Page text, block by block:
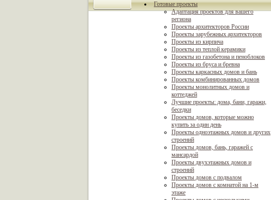
Готовые проекты
Адаптация проектов для вашего
региона
Проекты архитекторов России
Проекты зарубежных архитекторов
Проекты из кирпича
Проекты из теплой керамики
Проекты из газобетона и пеноблоков
Проекты из бруса и бревна
Проекты каркасных домов и бань
Проекты комбинированных домов
Проекты монолитных домов и
коттеджей
Лучшие проекты: дома, бани, гаражи,
беседки
Проекты домов, которые можно
купить за один день
Проекты одноэтажных домов и других
строений
Проекты домов, бань, гаражей с
мансардой
Проекты двухэтажных домов и
строений
Проекты домов с подвалом
Проекты домов с комнатой на 1-м
этаже